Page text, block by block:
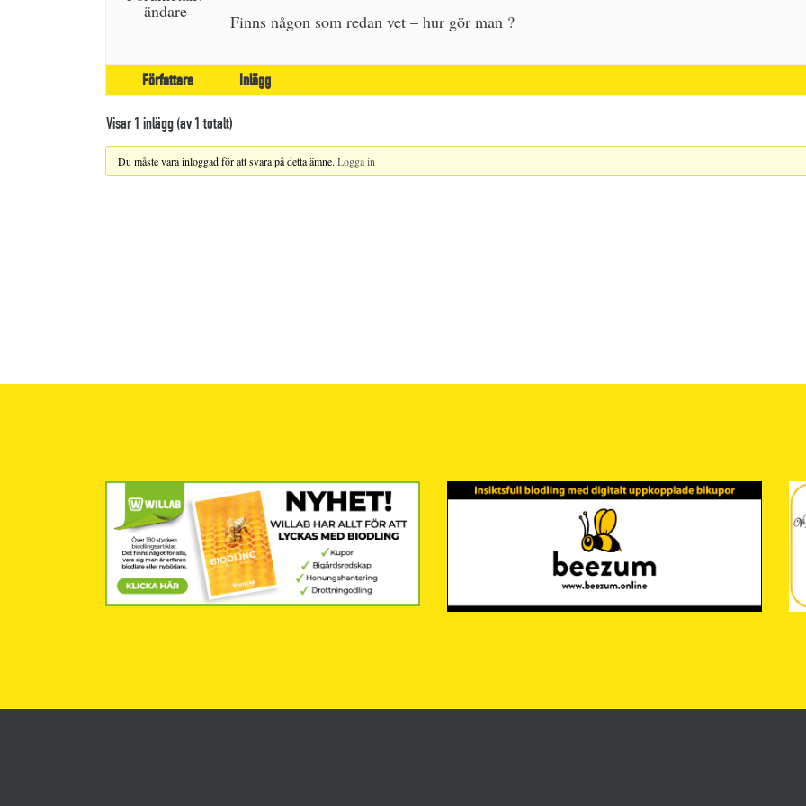
ändare Finns någon som redan vet – hur gör man ?
Författare Inlägg
Visar 1 inlägg (av 1 totalt)
Du måste vara inloggad för att svara på detta ämne. Logga in